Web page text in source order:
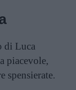
di Luca
piacevole,
spensierate.